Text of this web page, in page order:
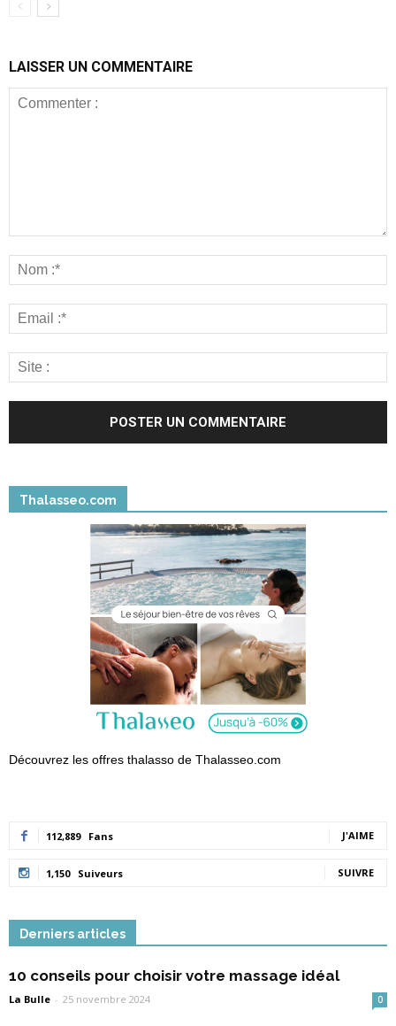
LAISSER UN COMMENTAIRE
Thalasseo.com
Découvrez les offres thalasso de Thalasseo.com
112,889 Fans J'AIME
1,150 Suiveurs SUIVRE
Derniers articles
10 conseils pour choisir votre massage idéal
La Bulle - 25 novembre 2024 0